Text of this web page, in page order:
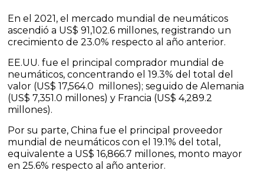
En el 2021, el mercado mundial de neumáticos
ascendió a US$ 91,102.6 millones, registrando un
crecimiento de 23.0% respecto al año anterior.
EE.UU. fue el principal comprador mundial de
neumáticos, concentrando el 19.3% del total del
valor (US$ 17,564.0 millones); seguido de Alemania
(US$ 7,351.0 millones) y Francia (US$ 4,289.2
millones).
Por su parte, China fue el principal proveedor
mundial de neumáticos con el 19.1% del total,
equivalente a US$ 16,866.7 millones, monto mayor
en 25.6% respecto al año anterior.